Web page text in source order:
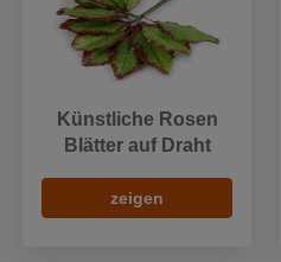
Künstliche Rosen
Blätter auf Draht
zeigen